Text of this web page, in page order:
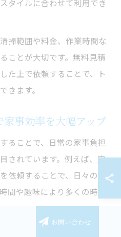
タイルに合わせて利用でき
掃範囲や料金、作業時間な
ことが大切です。無料見積
た上で依頼することで、ト
きます。
事効率を大幅アップ
ることで、日常の家事負担
されています。例えば、定
依頼することで、日々の掃
間や趣味により多くの時間
様がいるご家庭では、掃除
お問い合わせ